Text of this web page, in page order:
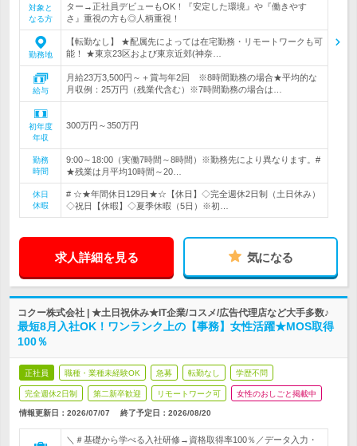
対象と
なる方
ター→正社員デビューもOK！『安定した環境』や『働きやす
さ』重視の方も◎人柄重視！
勤務地
【転勤なし】 ★配属先によっては在宅勤務・リモートワークも可
能！ ★東京23区および東京近郊(神奈…
給与
月給23万3,500円～＋賞与年2回 ※8時間勤務の場合★平均的な
月収例：25万円（残業代含む）※7時間勤務の場合は…
初年度
年収
300万円～350万円
勤務
時間
9:00～18:00（実働7時間～8時間）※勤務先により異なります。#
★残業は月平均10時間～20…
休日
休暇
# ☆★年間休日129日★☆【休日】◇完全週休2日制（土日休み）
◇祝日【休暇】◇夏季休暇（5日）※初…
求人詳細を見る 気になる
コクー株式会社 | ★土日祝休み★IT企業/コスメ/広告代理店など大手多数♪
最短8月入社OK！ワンランク上の【事務】女性活躍★MOS取得
100％
正社員 職種・業種未経験OK 急募 転勤なし 学歴不問
完全週休2日制 第二新卒歓迎 リモートワーク可 女性のおしごと掲載中
情報更新日：2026/07/07 終了予定日： 2026/08/20
＼＃基礎から学べる入社研修→資格取得率100％／データ入力・